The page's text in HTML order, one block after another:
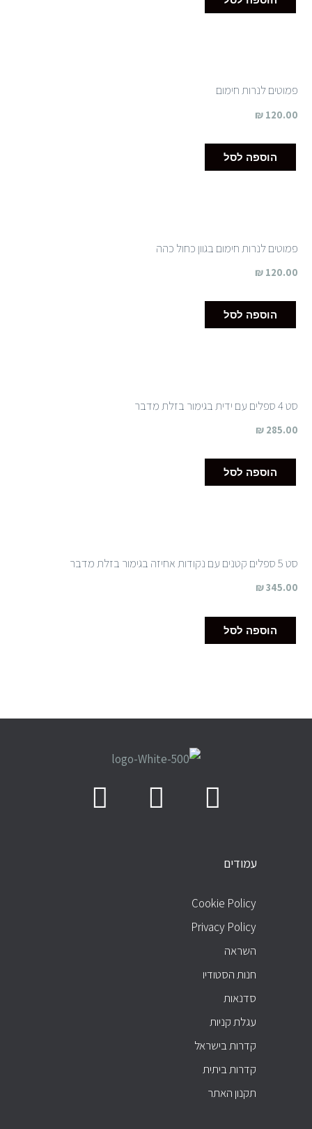
פמוטים לנרות חימום
₪ 120.00
הוספה לסל
פמוטים לנרות חימום בגוון כחול כהה
₪ 120.00
הוספה לסל
סט 4 ספלים עם ידית בגימור בזלת מדבר
₪ 285.00
הוספה לסל
סט 5 ספלים קטנים עם נקודות אחיזה בגימור בזלת מדבר
₪345.00
הוספה לסל
עמודים
עמודים
Cookie Policy
Privacy Policy
השראה
חנות הסטודיו
סדנאות
עגלת קניות
קדרות בישראל
קדרות ביתית
תקנון האתר